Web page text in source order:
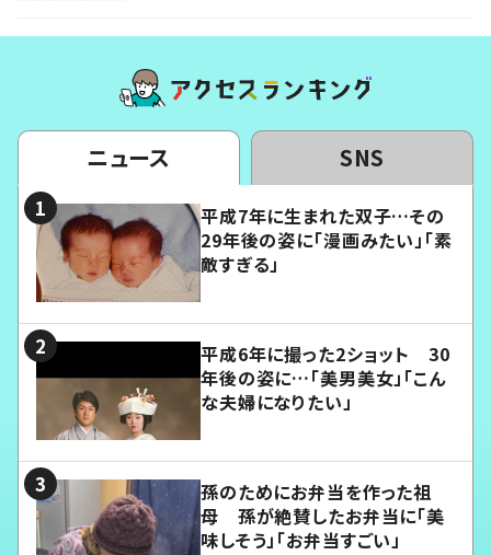
ニュース SNS
平成7年に生まれた双子…その
29年後の姿に「漫画みたい」「素
敵すぎる」
平成6年に撮った2ショット 30
年後の姿に…「美男美女」「こん
な夫婦になりたい」
孫のためにお弁当を作った祖
母 孫が絶賛したお弁当に「美
味しそう」「お弁当すごい」